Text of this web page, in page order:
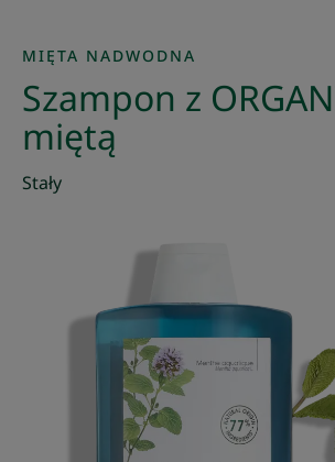
MIĘTA NADWODNA
Szampon z
miętą
Stały